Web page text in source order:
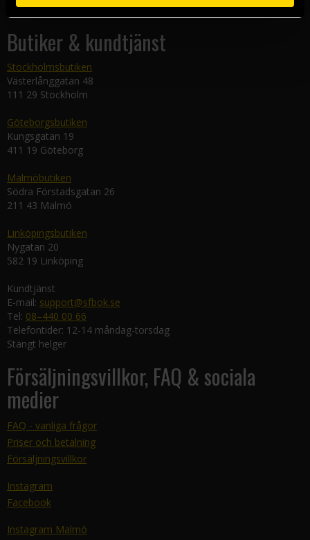
Butiker & kundtjänst
Stockholmsbutiken
Västerlånggatan 48
111 29 Stockholm
Göteborgsbutiken
Kungsgatan 19
411 19 Göteborg
Malmöbutiken
Södra Förstadsgatan 26
211 43 Malmö
Linköpingsbutiken
Nygatan 20
582 19 Linköping
Kundtjänst
E-mail: support@sfbok.se
Tel: 08–440 00 66
Telefontider: 12-14 måndag-torsdag
Stängt helger
Försäljningsvillkor, FAQ & sociala
medier
FAQ - vanliga frågor
Priser och betalning
Försäljningsvillkor
Instagram
Facebook
Instagram Malmö